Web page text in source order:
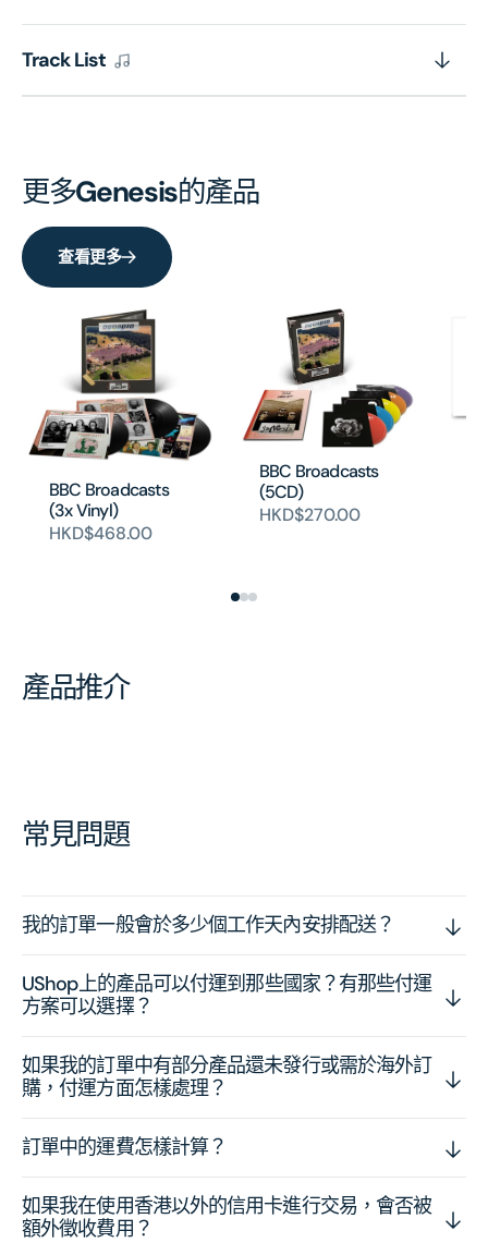
Track List
更多Genesis的產品
查看更多
BBC Broadcasts
(3x Vinyl)
HKD$468.00
BBC Broadcasts
(5CD)
HKD$270.00
產品推介
常見問題
我的訂單一般會於多少個工作天內安排配送？
UShop上的產品可以付運到那些國家？有那些付運
方案可以選擇？
如果我的訂單中有部分產品還未發行或需於海外訂
購，付運方面怎樣處理？
訂單中的運費怎樣計算？
如果我在使用香港以外的信用卡進行交易，會否被
額外徵收費用？